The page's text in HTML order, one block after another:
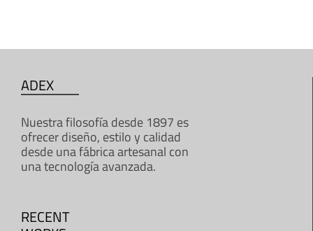
ADEX
Nuestra filosofía desde 1897 es
ofrecer diseño, estilo y calidad
desde una fábrica artesanal con
una tecnología avanzada.
RECENT